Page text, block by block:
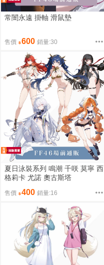
常闇永遠 掛軸 滑鼠墊
售價 600 銷量:30
夏日泳裝系列 鳴潮 千咲 莫寧 西
格莉卡 尤諾 奧古斯塔
售價 400 銷量:16